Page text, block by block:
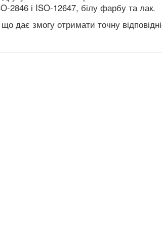
2846 і ISO-12647, білу фарбу та лак.
дає змогу отримати точну